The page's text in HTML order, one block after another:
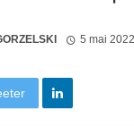
5 mai